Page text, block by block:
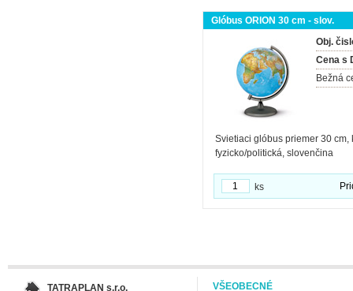
Glóbus ORION 30 cm - slov.
Obj.
Cena s
Bežná
Svietiaci glóbus priemer 30 cm,
fyzicko/politická, slovenčina
ks
TATRAPLAN s.r.o.
VŠEOBECNÉ